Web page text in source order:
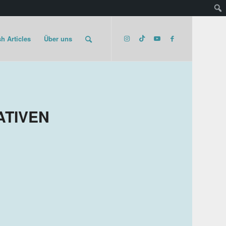
Articles Über uns